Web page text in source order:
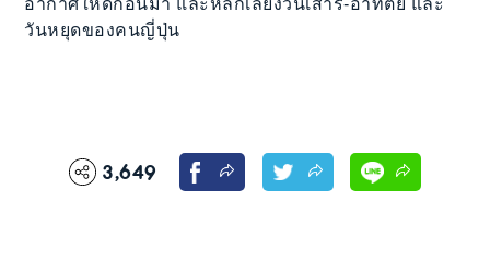
อากาศให้ดีก่อนมา และหลีกเลี่ยงวันเสาร-อาทิตย์ และ
วันหยุดของคนญี่ปุ่น
3,649